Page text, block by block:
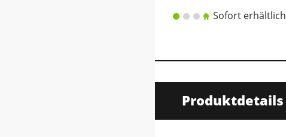
Sofort erhältlich
Produktdetails